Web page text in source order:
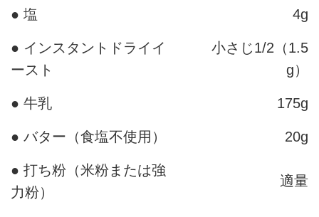
● 塩 4g
● インスタントドライイ
ースト
小さじ1/2（1.5
g）
● 牛乳 175g
● バター（食塩不使用） 20g
● 打ち粉（米粉または強
力粉）
適量